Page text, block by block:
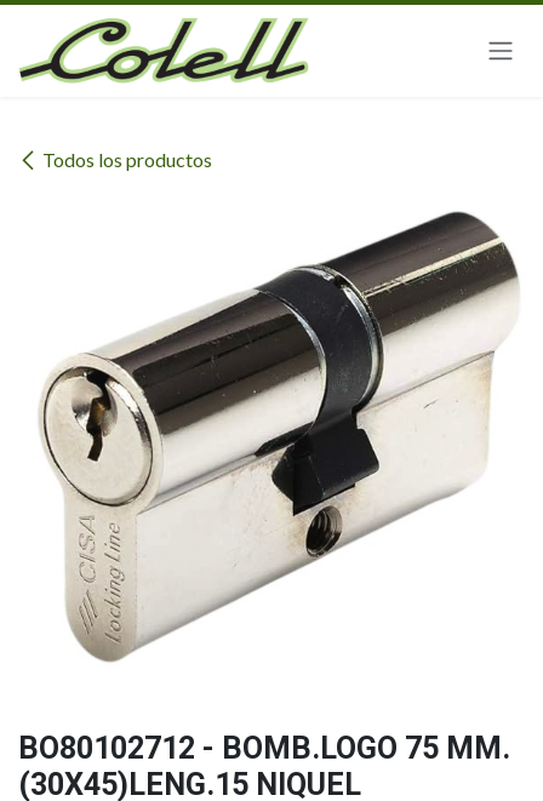
Ir al contenido
Todos los productos
BO80102712 - BOMB.LOGO 75 MM.
(30X45)LENG.15 NIQUEL